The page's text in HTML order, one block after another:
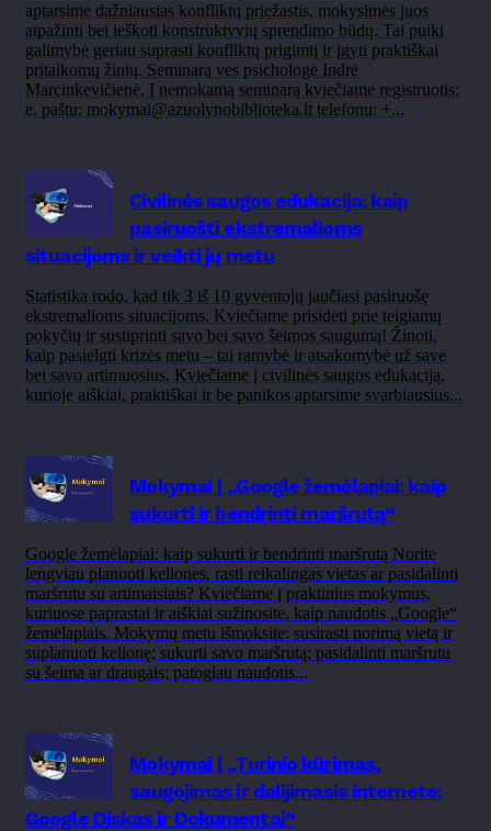
aptarsime dažniausias konfliktų priežastis, mokysimės juos
atpažinti bei ieškoti konstruktyvių sprendimo būdų. Tai puiki
galimybė geriau suprasti konfliktų prigimtį ir įgyti praktiškai
pritaikomų žinių. Seminarą ves psichologė Indrė
Marcinkevičienė. Į nemokamą seminarą kviečiame registruotis:
e. paštu: mokymai@azuolynobiblioteka.lt telefonu: +...
Civilinės saugos edukacija: kaip
pasiruošti ekstremalioms
situacijoms ir veikti jų metu
Statistika rodo, kad tik 3 iš 10 gyventojų jaučiasi pasiruošę
ekstremalioms situacijoms. Kviečiame prisidėti prie teigiamų
pokyčių ir sustiprinti savo bei savo šeimos saugumą! Žinoti,
kaip pasielgti krizės metu – tai ramybė ir atsakomybė už save
bei savo artimuosius. Kviečiame į civilinės saugos edukaciją,
kurioje aiškiai, praktiškai ir be panikos aptarsime svarbiausius...
Mokymai | „Google žemėlapiai: kaip
sukurti ir bendrinti maršrutą“
Google žemėlapiai: kaip sukurti ir bendrinti maršrutą Norite
lengviau planuoti keliones, rasti reikalingas vietas ar pasidalinti
maršrutu su artimaisiais? Kviečiame į praktinius mokymus,
kuriuose paprastai ir aiškiai sužinosite, kaip naudotis „Google“
žemėlapiais. Mokymų metu išmoksite: susirasti norimą vietą ir
suplanuoti kelionę; sukurti savo maršrutą; pasidalinti maršrutu
su šeima ar draugais; patogiau naudotis...
Mokymai | „Turinio kūrimas,
saugojimas ir dalijimasis internete:
Google Diskas ir Dokumentai“